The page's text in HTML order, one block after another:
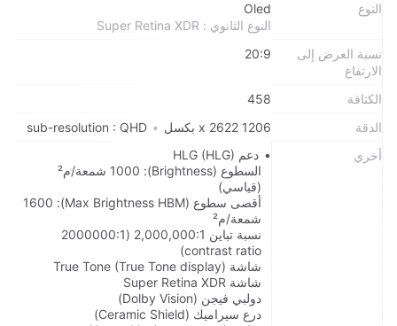
النوع
Oled
النوع الثانوي : Super Retina XDR
نسبة العرض إلى
الارتفاع
20:9
الكثافة
458
الدقة
1206 x 2622 بكسل •
sub-resolution : QHD
أخري
دعم HLG (HLG)
السطوع (Brightness): 1000 شمعة/م²
(قياسي)
أقصى سطوع (Max Brightness HBM): 1600
شمعة/م²
نسبة تباين 2,000,000:1 (2000000:1
contrast ratio)
شاشة True Tone (True Tone display)
شاشة Super Retina XDR
دولبي فيجن (Dolby Vision)
درع سيراميك (Ceramic Shield)